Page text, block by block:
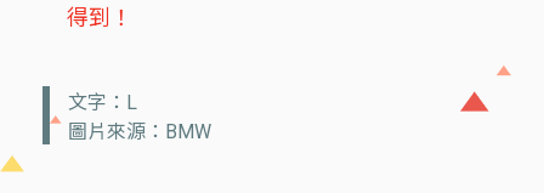
得到！
文字：L
圖片來源：BMW